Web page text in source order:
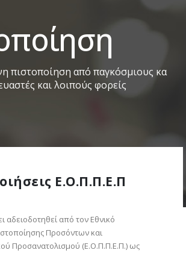
η πιστοποίηση από παγκόσμιους κα
υαστές και λοιπούς φορείς
Ε.Ο.Π.Π.Ε.Π
αδειοδοτηθεί από τον Εθνικό
Προσόντων και
Προσανατολισμού (Ε.Ο.Π.Π.Ε.Π.) ως